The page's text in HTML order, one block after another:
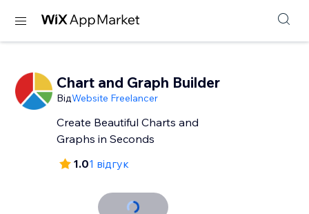
Chart and Graph Builder
ВідWebsite Freelancer
Create Beautiful Charts and
Graphs in Seconds
1.01 відгук